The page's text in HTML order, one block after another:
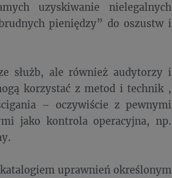
uzyskiwanie nielegalnych
pieniędzy” do oszustw i
służb, ale również audytorzy i
korzystać z metod i technik ,
– oczywiście z pewnymi
jako kontrola operacyjna, np.
uprawnień określonym